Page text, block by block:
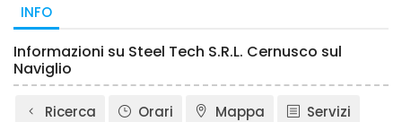
INFO
Informazioni su Steel Tech S.R.L. Cernusco sul
Naviglio
Ricerca Orari Mappa Servizi